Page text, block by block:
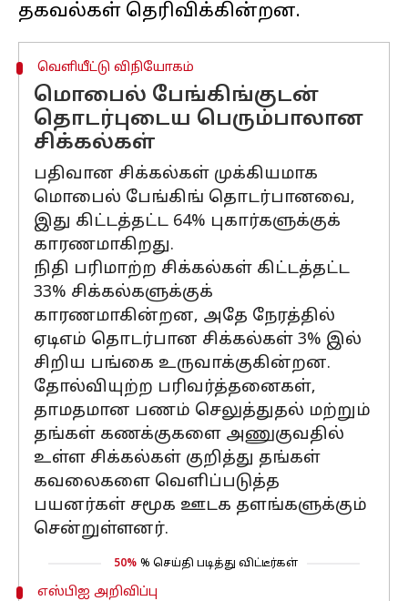
வெளியீட்டு விநியோகம்
மொபைல் பேங்கிங்குடன்
தொடர்புடைய பெரும்பாலான
சிக்கல்கள்
பதிவான சிக்கல்கள் முக்கியமாக
மொபைல் பேங்கிங் தொடர்பானவை,
இது கிட்டத்தட்ட 64% புகார்களுக்குக்
காரணமாகிறது.
நிதி பரிமாற்ற சிக்கல்கள் கிட்டத்தட்ட
33% சிக்கல்களுக்குக்
காரணமாகின்றன, அதே நேரத்தில்
ஏடிஎம் தொடர்பான சிக்கல்கள் 3% இல்
சிறிய பங்கை உருவாக்குகின்றன.
தோல்வியுற்ற பரிவர்த்தனைகள்,
தாமதமான பணம் செலுத்துதல் மற்றும்
தங்கள் கணக்குகளை அணுகுவதில்
உள்ள சிக்கல்கள் குறித்து தங்கள்
கவலைகளை வெளிப்படுத்த
பயனர்கள் சமூக ஊடக தளங்களுக்கும்
சென்றுள்ளனர்.
50% % செய்தி படித்து விட்டீர்கள்
எஸ்பிஐ அறிவிப்பு